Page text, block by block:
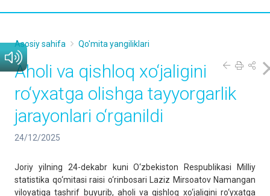
Asosiy sahifa Qo'mita yangiliklari
Aholi va qishloq xo‘jaligini
ro‘yxatga olishga tayyorgarlik
jarayonlari o‘rganildi
24/12/2025
Joriy yilning 24-dekabr kuni O‘zbekiston Respublikasi Milliy
statistika qo‘mitasi raisi o‘rinbosari Laziz Mirsoatov Namangan
viloyatiga tashrif buyurib, aholi va qishloq xo‘jaligini ro‘yxatga